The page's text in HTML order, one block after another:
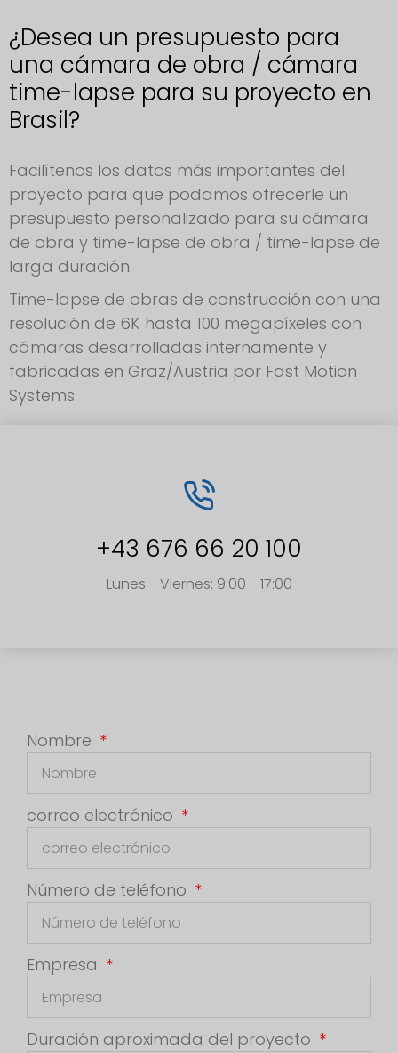
¿Desea un presupuesto para
una cámara de obra / cámara
time-lapse para su proyecto en
Brasil?
Facilítenos los datos más importantes del
proyecto para que podamos ofrecerle un
presupuesto personalizado para su cámara
de obra y time-lapse de obra / time-lapse de
larga duración.
Time-lapse de obras de construcción con una
resolución de 6K hasta 100 megapíxeles con
cámaras desarrolladas internamente y
fabricadas en Graz/Austria por Fast Motion
Systems.
+43 676 66 20 100
Lunes - Viernes: 9:00 - 17:00
Nombre
correo electrónico
Número de teléfono
Empresa
Duración aproximada del proyecto